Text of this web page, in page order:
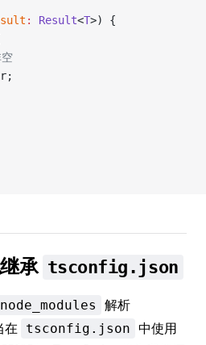
: Result<T>) {
承 tsconfig.json
node_modules 解析
在 tsconfig.json 中使用